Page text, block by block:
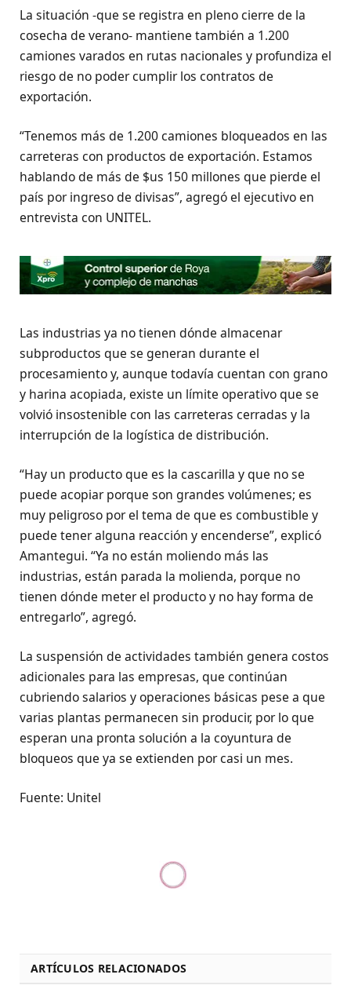
La situación -que se registra en pleno cierre de la
cosecha de verano- mantiene también a 1.200
camiones varados en rutas nacionales y profundiza el
riesgo de no poder cumplir los contratos de
exportación.
“Tenemos más de 1.200 camiones bloqueados en las
carreteras con productos de exportación. Estamos
hablando de más de $us 150 millones que pierde el
país por ingreso de divisas”, agregó el ejecutivo en
entrevista con UNITEL.
Las industrias ya no tienen dónde almacenar
subproductos que se generan durante el
procesamiento y, aunque todavía cuentan con grano
y harina acopiada, existe un límite operativo que se
volvió insostenible con las carreteras cerradas y la
interrupción de la logística de distribución.
“Hay un producto que es la cascarilla y que no se
puede acopiar porque son grandes volúmenes; es
muy peligroso por el tema de que es combustible y
puede tener alguna reacción y encenderse”, explicó
Amantegui. “Ya no están moliendo más las
industrias, están parada la molienda, porque no
tienen dónde meter el producto y no hay forma de
entregarlo”, agregó.
La suspensión de actividades también genera costos
adicionales para las empresas, que continúan
cubriendo salarios y operaciones básicas pese a que
varias plantas permanecen sin producir, por lo que
esperan una pronta solución a la coyuntura de
bloqueos que ya se extienden por casi un mes.
Fuente: Unitel
ARTÍCULOS RELACIONADOS